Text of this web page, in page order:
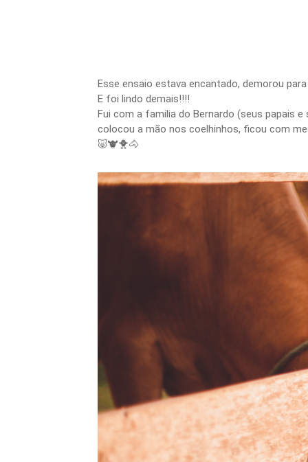
Esse ensaio estava encantado, demorou
E foi lindo demais!!!!
Fui com a familia do Bernardo (seus papais
colocou a mão nos coelhinhos, ficou com
🐷🐮🐥🐴